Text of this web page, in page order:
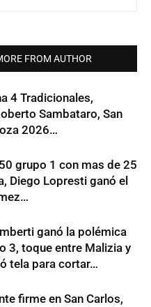
FROM AUTHOR
4 Tradicionales,
Sambataro, San
2026…
grupo 1 con mas de 25
Diego Lopresti ganó el
ganó la polémica
3, toque entre Malizia y
tela para cortar…
firme en San Carlos,